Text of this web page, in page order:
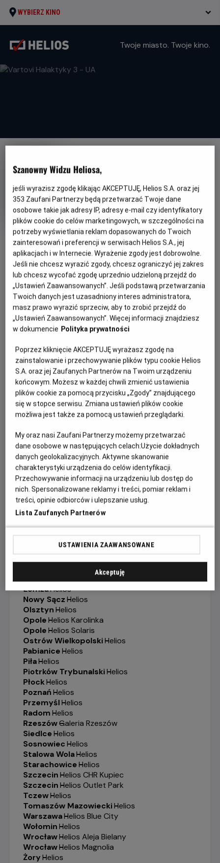
WYBIERZ KINO
Twoje miasto. Twoje kino.
Vartovi Halaktyky 3 - UA
Oryginalny
tytuł
Guardians of the Galaxy Vol. 3 Gatunek
Fantasy /
Przygodowy / Akcja
Minimalny
wiek
Od 13 lat
Czas
trwania
150 min
Kraj
i
rok
produkcji
USA (2023)
OCENA HELIOS
8.3
PREMIERA
5 maja 2023
REŻYSERIA
Джеймс Ґанн
SCENARIUSZ
Джеймс Ґанн
OBSADA
Кріс Пратт, Зої Салдана, Бредлі Купер
WIĘCEJ SZCZEGÓŁÓW
WYBIERZ SWOJE KINO
ABY ZOBACZYĆ GODZINY SEANSÓW
Bełchatów-
Helios
Białystok-
Helios Biała
Białystok-
Helios Jurowiecka
Bielsko-Biała-
Helios
Bydgoszcz-
Helios
Dąbrowa Górnicza-
Helios
Gdańsk-
Helios Forum
Gdańsk-
Helios Metropolia
Gniezno -
Helios
Gorzów Wielkopolski-
Helios
Grudziądz-
Helios
Jelenia Góra-
Helios
Kalisz-
Helios
Katowice-
Helios
Kędzierzyn-Koźle-Helios
Kielce-Helios
Konin-Helios
Koszalin-
Helios
Krosno-
Helios
Legionowo-Helios
Legnica-
Helios
Łomża-
Helios
Nowy Sącz-
Helios
Olsztyn-
Helios
Opole-
Helios Karolinka
Opole-
Helios Solaris
Ostrów Wielkopolski-
Helios
Pabianice-
Helios
Piła-
Helios
Piotrków Trybunalski-
Helios
Płock-
Helios
Poznań-
Helios
Przemyśl-
Helios
Radom-
Helios
Rzeszów-
Galeria Rzeszów
Siedlce-
Helios
Sosnowiec-
Helios
Stalowa Wola-
Helios
Starachowice-
Helios
Szczecin-
Helios CHR Kupiec
Szczecin-
Helios Outlet Park
Tczew-
Helios
Tomaszów Mazowiecki-
Helios
Warszawa-
Helios Blue City
Wołomin-
Helios
Wrocław-
Helios Aleja Bielany
Wrocław-
Helios Magnolia
Żory-
Helios
Szanowny Widzu Heliosa,
jeśli wyrazisz zgodę klikając AKCEPTUJĘ, Helios S.A. oraz jej
353 Zaufani Partnerzy będą przetwarzać Twoje dane
osobowe takie jak adresy IP, adresy e-mail czy identyfikatory
plików cookie do celów marketingowych, w szczególności na
potrzeby wyświetlania reklam dopasowanych do Twoich
zainteresowań i preferencji w serwisach Helios S.A., jej
aplikacjach i w Internecie. Wyrażenie zgody jest dobrowolne.
Jeśli nie chcesz wyrazić zgody, chcesz ograniczyć jej zakres
lub chcesz wycofać zgodę uprzednio udzieloną przejdź do
„Ustawień Zaawansowanych”. Jeśli podstawą przetwarzania
Twoich danych jest uzasadniony interes administratora,
masz prawo wyrazić sprzeciw, aby to zrobić przejdź do
„Ustawień Zaawansowanych”. Więcej informacji znajdziesz
w dokumencie Polityka prywatności
Poprzez kliknięcie AKCEPTUJĘ wyrażasz zgodę na
zainstalowanie i przechowywanie plików typu cookie Helios
S.A. oraz jej Zaufanych Partnerów na Twoim urządzeniu
końcowym. Możesz w każdej chwili zmienić ustawienia
plików cookie za pomocą przycisku „Zgody” znajdującego
się w stopce serwisu. Zmiana ustawień plików cookie
możliwa jest także za pomocą ustawień przeglądarki.
My oraz nasi Zaufani Partnerzy możemy przetwarzać
dane osobowe w następujących celach:Użycie dokładnych
danych geolokalizacyjnych. Aktywne skanowanie
charakterystyki urządzenia do celów identyfikacji.
Przechowywanie informacji na urządzeniu lub dostęp do
nich. Spersonalizowane reklamy i treści, pomiar reklam i
treści, opinie odbiorców i ulepszanie usług.
Lista Zaufanych Partnerów
USTAWIENIA ZAAWANSOWANE
Akceptuję